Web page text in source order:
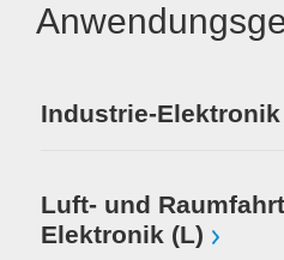
Industrie-Elektronik
Luft- und
Elektronik (L)